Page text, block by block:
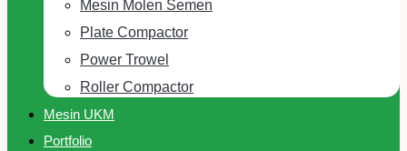
Mesin Molen Semen
Plate Compactor
Power Trowel
Roller Compactor
Mesin UKM
Portfolio